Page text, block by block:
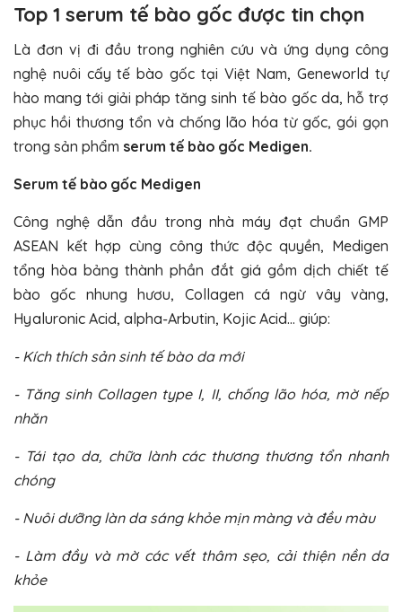
Top 1 serum tế bào gốc được tin chọn
Là đơn vị đi đầu trong nghiên cứu và ứng dụng công
nghệ nuôi cấy tế bào gốc tại Việt Nam, Geneworld tự
hào mang tới giải pháp tăng sinh tế bào gốc da, hỗ trợ
phục hồi thương tổn và chống lão hóa từ gốc, gói gọn
trong sản phẩm serum tế bào gốc Medigen.
Serum tế bào gốc Medigen
Công nghệ dẫn đầu trong nhà máy đạt chuẩn GMP
ASEAN kết hợp cùng công thức độc quyền, Medigen
tổng hòa bảng thành phần đắt giá gồm dịch chiết tế
bào gốc nhung hươu, Collagen cá ngừ vây vàng,
Hyaluronic Acid, alpha-Arbutin, Kojic Acid… giúp:
- Kích thích sản sinh tế bào da mới
- Tăng sinh Collagen type I, II, chống lão hóa, mờ nếp
nhăn
- Tái tạo da, chữa lành các thương thương tổn nhanh
chóng
- Nuôi dưỡng làn da sáng khỏe mịn màng và đều màu
- Làm đầy và mờ các vết thâm sẹo, cải thiện nền da
khỏe